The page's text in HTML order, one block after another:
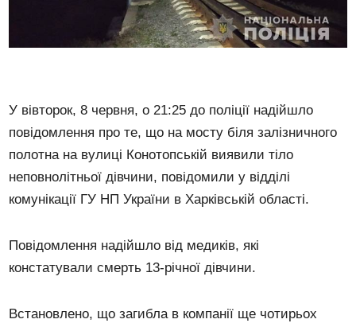
У вівторок, 8 червня, о 21:25 до поліції надійшло
повідомлення про те, що на мосту біля залізничного
полотна на вулиці Конотопській виявили тіло
неповнолітньої дівчини, повідомили у відділі
комунікації ГУ НП України в Харківській області.
Повідомлення надійшло від медиків, які
констатували смерть 13-річної дівчини.
Встановлено, що загибла в компанії ще чотирьох